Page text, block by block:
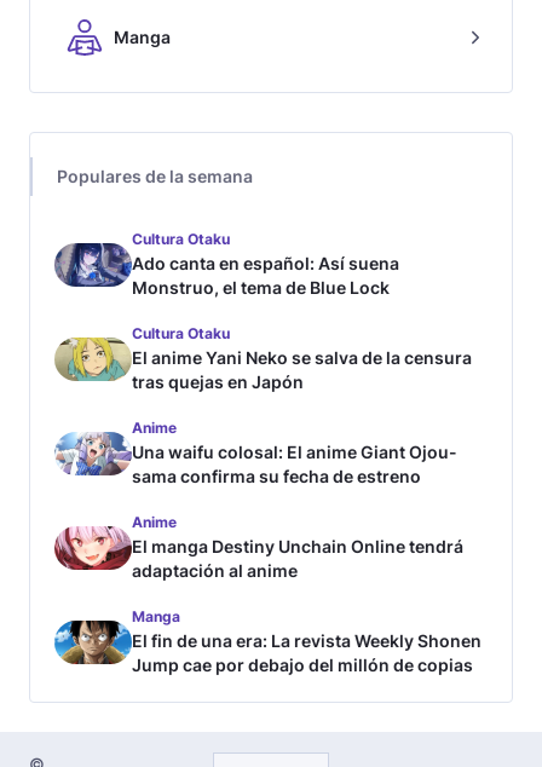
Manga
Populares de la semana
Cultura Otaku
Ado canta en español: Así suena
Monstruo, el tema de Blue Lock
Cultura Otaku
El anime Yani Neko se salva de la censura
tras quejas en Japón
Anime
Una waifu colosal: El anime Giant Ojou-
sama confirma su fecha de estreno
Anime
El manga Destiny Unchain Online tendrá
adaptación al anime
Manga
El fin de una era: La revista Weekly Shonen
Jump cae por debajo del millón de copias